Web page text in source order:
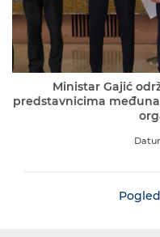
Ministar Gajić
predstavnicima